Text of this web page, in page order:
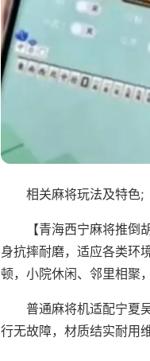
相关麻将玩法及特色;
【青海西宁麻将推
身抗摔耐磨，适应各类环
顿，小院休闲、邻里相聚
普通麻将机适配宁夏
行无故障，材质结实耐用